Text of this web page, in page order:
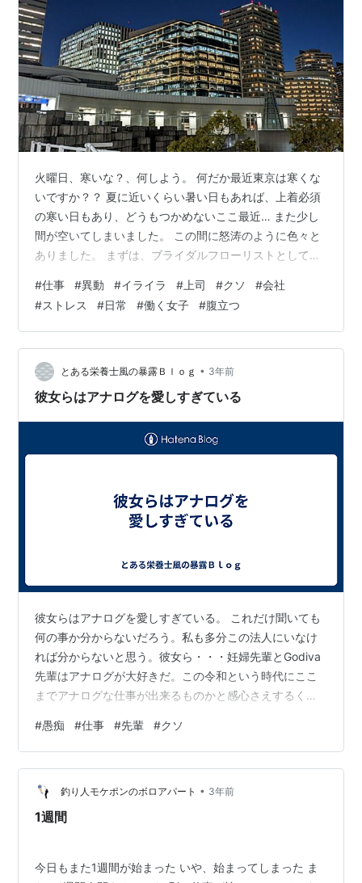
火曜日、寒いな？、何しよう。 何だか最近東京は寒くな
いですか？？ 夏に近いくらい暑い日もあれば、上着必須
の寒い日もあり、どうもつかめないここ最近… また少し
間が空いてしまいました。 この間に怒涛のように色々と
ありました。 まずは、ブライダルフローリストとして働
サポートは貰いながらも、一人でお客様と打ち合わせ
し、 一人でデザインを考え、デッサンし、お客様とコミ
ュニケーションを取り、 花も選び、当日最高の空間を作
って、お客様から、最高です！のお言葉頂きました…！
何やろう、嬉しいのはもちろんなんやけど、ほっと一安
心っていうのが一番大きい気がする……
#仕事 #異動 #イライラ # 上司 #クソ #会社
#ストレス #日常 #働く女子 #腹立つ
とある栄養士風の暴露Ｂｌｏｇ • 3年前
彼女らはアナログを愛しすぎている
彼女らはアナログを愛しすぎている。 これだけ聞いても
何の事か分からないだろう。私も多分この法人にいなけ
れば分からないと思う。彼女ら・・・妊婦先輩とGodiva
先輩はアナログが大好きだ。この令和という時代にここ
までアナログな仕事が出来るものかと感心さえするくら
週献立表を配っている。Excelで作成されるそれには献立
名のみ記載されており、利用者さんが読めるようにふり
がなをふらなければならない。 ふりがなをふったのち、
季節に合わせたイラストを貼り、可愛く仕上げる。 その
作業が全てアナログなのだ。 せっかくExcelで表を作るの
#愚痴 #仕事 #先輩 #クソ
釣り人モケポンのボロアパート • 3年前
1週間